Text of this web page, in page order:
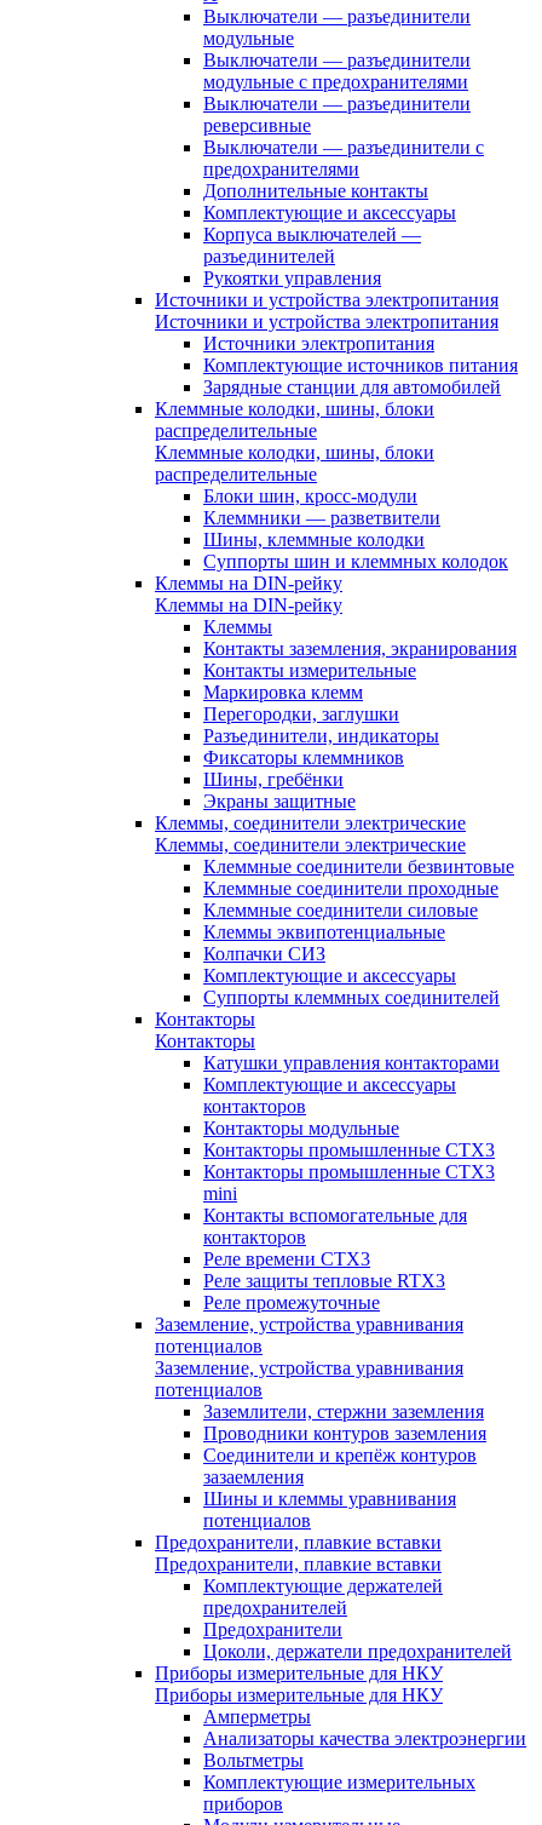
Выключатели — разъединители
модульные
Выключатели — разъединители
модульные с предохранителями
Выключатели — разъединители
реверсивные
Выключатели — разъединители с
предохранителями
Дополнительные контакты
Комплектующие и аксессуары
Корпуса выключателей —
разъединителей
Рукоятки управления
Источники и устройства электропитания
Источники и устройства электропитания
Источники электропитания
Комплектующие источников питания
Зарядные станции для автомобилей
Клеммные колодки, шины, блоки
распределительные
Клеммные колодки, шины, блоки
распределительные
Блоки шин, кросс-модули
Клеммники — разветвители
Шины, клеммные колодки
Суппорты шин и клеммных колодок
Клеммы на DIN-рейку
Клеммы на DIN-рейку
Клеммы
Контакты заземления, экранирования
Контакты измерительные
Маркировка клемм
Перегородки, заглушки
Разъединители, индикаторы
Фиксаторы клеммников
Шины, гребёнки
Экраны защитные
Клеммы, соединители электрические
Клеммы, соединители электрические
Клеммные соединители безвинтовые
Клеммные соединители проходные
Клеммные соединители силовые
Клеммы эквипотенциальные
Колпачки СИЗ
Комплектующие и аксессуары
Суппорты клеммных соединителей
Контакторы
Контакторы
Катушки управления контакторами
Комплектующие и аксессуары
контакторов
Контакторы модульные
Контакторы промышленные CTX3
Контакторы промышленные CTX3
mini
Контакты вспомогательные для
контакторов
Реле времени CTX3
Реле защиты тепловые RTX3
Реле промежуточные
Заземление, устройства уравнивания
потенциалов
Заземление, устройства уравнивания
потенциалов
Заземлители, стержни заземления
Проводники контуров заземления
Соединители и крепёж контуров
зазаемления
Шины и клеммы уравнивания
потенциалов
Предохранители, плавкие вставки
Предохранители, плавкие вставки
Комплектующие держателей
предохранителей
Предохранители
Цоколи, держатели предохранителей
Приборы измерительные для НКУ
Приборы измерительные для НКУ
Амперметры
Анализаторы качества электроэнергии
Вольтметры
Комплектующие измерительных
приборов